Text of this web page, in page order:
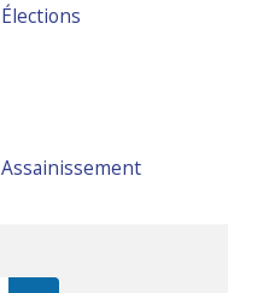
Élections
Assainissement